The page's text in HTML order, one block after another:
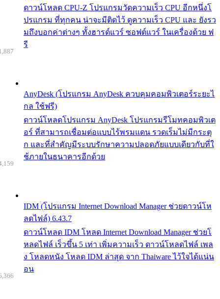
ดาวน์โหลด CPU-Z โปรแกรมวัดความเร็ว CPU อีกหนึ่งโ
ปรแกรม ที่ทุกคน น่าจะมีติดไว้ ดูความเร็ว CPU และ ยังรว
มถึงบอกค่าต่างๆ ทั้งฮารด์แวร์ ซอฟต์แวร์ ในเครื่องด้วย ฟ
รี
AnyDesk (โปรแกรม AnyDesk ควบคุมคอมพิวเตอร์ระยะไ
กล ใช้ฟรี)
ดาวน์โหลดโปรแกรม AnyDesk โปรแกรมรีโมทคอมพิวเต
อร์ ที่สามารถเชื่อมต่อแบบไร้พรมแดน รวดเร็มไม่มีกระตุ
ก และที่สำคัญมีระบบรักษาความปลอดภัยแบบเดียวกับที่ใ
ช้ภายในธนาคารอีกด้วย
IDM (โปรแกรม Internet Download Manager ช่วยดาวน์โห
ลดไฟล์) 6.43.7
ดาวน์โหลด IDM โหลด Internet Download Manager ช่วยโ
หลดไฟล์ เร็วขึ้น 5 เท่า เพิ่มความเร็ว ดาวน์โหลดไฟล์ เพล
ง โหลดหนัง โหลด IDM ล่าสุด จาก Thaiware ไว้ใจได้แน่น
อน